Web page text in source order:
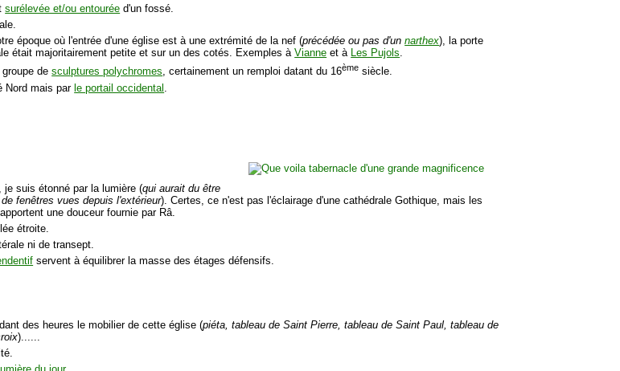
surélevée et/ou entourée d'un fossé.
époque où l'entrée d'une église est à une extrémité de la nef (précédée ou pas d'unnarthex), la porte
était majoritairement petite et sur un des cotés. Exemples àVianne et à Les Pujols.
groupe desculptures polychromes, certainement un remploi datant du 16ème siècle.
Nord mais par le portail occidental
je suis étonné par la lumière (qui aurait du être
fenêtres vues depuis l'extérieur). Certes, ce n'est pas l'éclairage d'une cathédrale Gothique, mais les
une douceur fournie par Râ.
étroite.
ni de transept.
servent à équilibrer la masse des étages défensifs.
des heures le mobilier de cette église (piéta, tableau de Saint Pierre, tableau de Saint Paul, tableau de
)......